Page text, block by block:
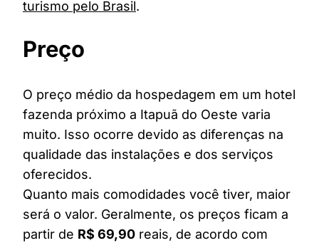
turismo pelo Brasil.
Preço
O preço médio da hospedagem em um hotel
fazenda próximo a Itapuã do Oeste varia
muito. Isso ocorre devido as diferenças na
qualidade das instalações e dos serviços
oferecidos.
Quanto mais comodidades você tiver, maior
será o valor. Geralmente, os preços ficam a
partir de R$ 69,90 reais, de acordo com